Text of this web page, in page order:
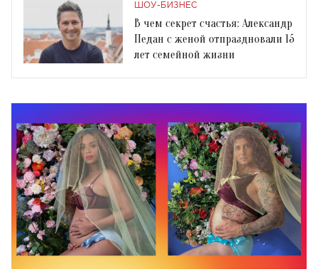
ШОУ-БИЗНЕС
В чем секрет счастья: Александр
Педан с женой отпраздновали 15
лет семейной жизни